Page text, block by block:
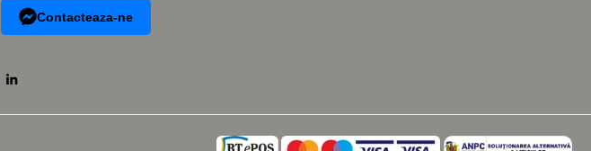
Contacteaza-ne